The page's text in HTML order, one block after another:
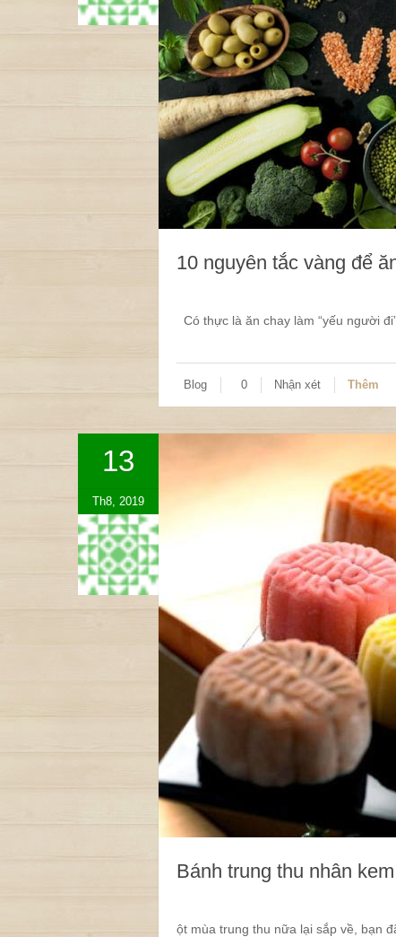
10 nguyên tắc vàng để
Có thực là ăn chay làm “yếu người
Blog 0 Nhận xét Thêm
13
Th8, 2019
Bánh trung thu nhân
ột mùa trung thu nữa lại sắp về, bạn